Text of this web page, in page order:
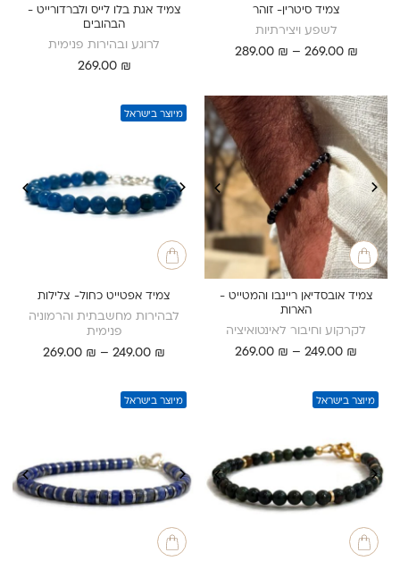
צמיד סיטרין- זוהר
לשפע ויצירתיות
269.00 ₪
–
289.00 ₪
טווח
עד
צמיד אגת בלו לייס ולברדורייט -
הבהובים
לרוגע ובהירות פנימית
269.00 ₪
צמיד אובסדיאן ריינבו והמטייט -
הארות
לקרקוע וחיבור לאינטואיציה
249.00 ₪
–
269.00 ₪
טווח
מיוצר בישראל
צמיד אפטייט כחול- צלילות
לבהירות מחשבתית והרמוניה
פנימית
249.00 ₪
–
269.00 ₪
טווח
מיוצר בישראל מיוצר בישראל